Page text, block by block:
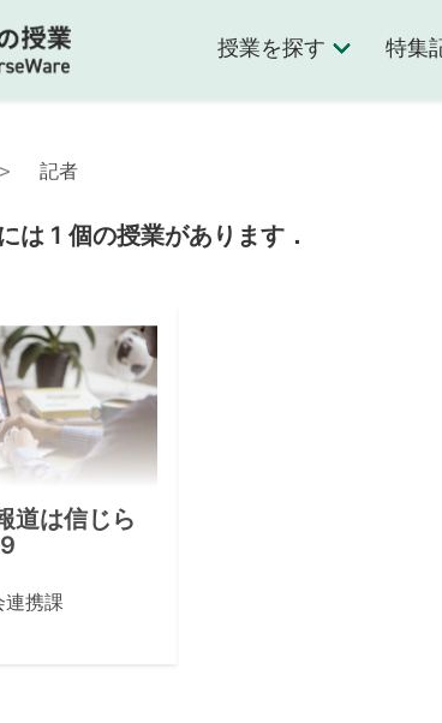
授業を探す 特集
記者
は 1 個の授業があります．
道は信じら
連携課